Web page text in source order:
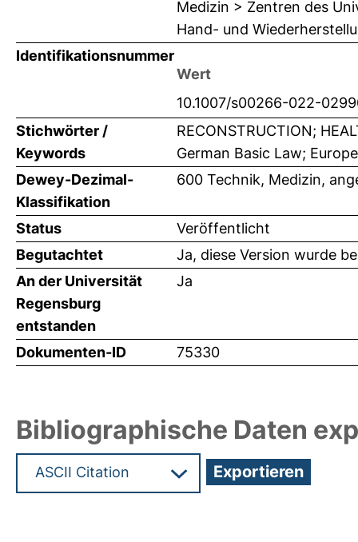
Medizin > Zentren des
Hand- und
Identifikationsnummer
Wert
10.1007/s00266-022-
Stichwörter /
Keywords
RECONSTRUCTION;
German Basic Law;
Dewey-Dezimal-
Klassifikation
600 Technik, Medizin,
Status
Veröffentlicht
Begutachtet
Ja, diese Version wurde
An der Universität
Regensburg
entstanden
Ja
Dokumenten-ID 75330
Bibliographische Daten